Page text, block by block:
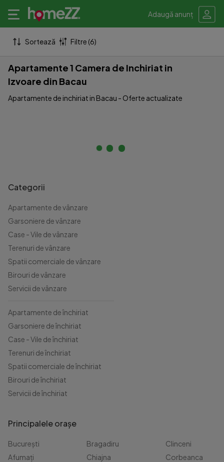
Adaugă anunț
Sortează Filtre (6)
Apartamente 1 Camera de Inchiriat in
Izvoare din Bacau
Apartamente de inchiriat in Bacau - Oferte actualizate
Categorii
Apartamente de vânzare
Garsoniere de vânzare
Case - Vile de vânzare
Terenuri de vânzare
Spatii comerciale de vânzare
Birouri de vânzare
Servicii de vânzare
Apartamente de închiriat
Garsoniere de închiriat
Case - Vile de închiriat
Terenuri de închiriat
Spatii comerciale de închiriat
Birouri de închiriat
Servicii de închiriat
Principalele orașe
București
Afumați
Bragadiru
Chiajna
Clinceni
Corbeanca